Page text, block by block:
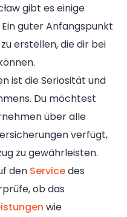
gibt es einige
guter Anfangspunkt
erstellen, die dir bei
ist die Seriosität und
Du möchtest
über alle
verfügt,
zu gewährleisten.
den Servicedes
ob das
wie